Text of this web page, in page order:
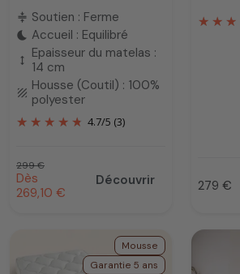
compress Soutien : Ferme
bedtime Accueil : Equilibré
height
Epaisseur du matelas :
14 cm
texture Housse (Coutil) : 100%
polyester
4.7/5 (3)
Prix habituel
299 €
Prix promotionnel
Dès
269,10 €
Découvrir
Prix
279 €
Mousse
Garantie 5 ans